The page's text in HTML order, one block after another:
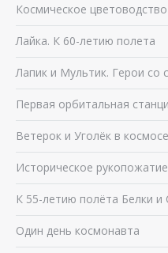
Космическое цветоводство
Лайка. К 60-летию полета
Лапик и Мультик. Герои
Первая орбитальная
Ветерок и Уголёк в космосе
Историческое
К 55-летию полёта Белки и
Один день космонавта